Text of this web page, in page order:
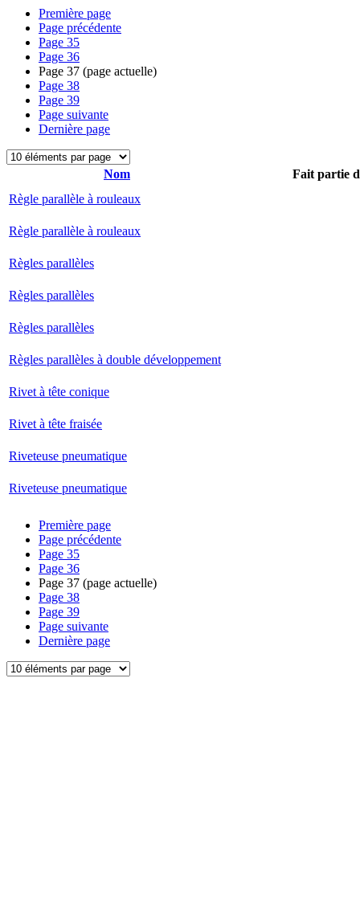
Première page
Page précédente
Page 35
Page 36
Page 37 (page actuelle)
Page 38
Page 39
Page suivante
Dernière page
Nom
Fait partie
Règle parallèle à rouleaux
Règle parallèle à rouleaux
Règles parallèles
Règles parallèles
Règles parallèles
Règles parallèles à double développement
Rivet à tête conique
Rivet à tête fraisée
Riveteuse pneumatique
Riveteuse pneumatique
Première page
Page précédente
Page 35
Page 36
Page 37 (page actuelle)
Page 38
Page 39
Page suivante
Dernière page